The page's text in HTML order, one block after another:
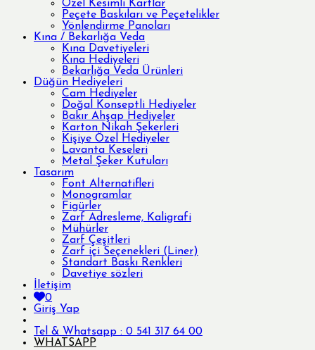
Özel Kesimli Kartlar
Peçete Baskıları ve Peçetelikler
Yönlendirme Panoları
Kına / Bekarlığa Veda
Kına Davetiyeleri
Kına Hediyeleri
Bekarlığa Veda Ürünleri
Düğün Hediyeleri
Cam Hediyeler
Doğal Konseptli Hediyeler
Bakır Ahşap Hediyeler
Karton Nikah Şekerleri
Kişiye Özel Hediyeler
Lavanta Keseleri
Metal Şeker Kutuları
Tasarım
Font Alternatifleri
Monogramlar
Figürler
Zarf Adresleme, Kaligrafi
Mühürler
Zarf Çeşitleri
Zarf içi Seçenekleri (Liner)
Standart Baskı Renkleri
Davetiye sözleri
İletişim
0
Giriş Yap
Tel & Whatsapp : 0 541 317 64 00
WHATSAPP